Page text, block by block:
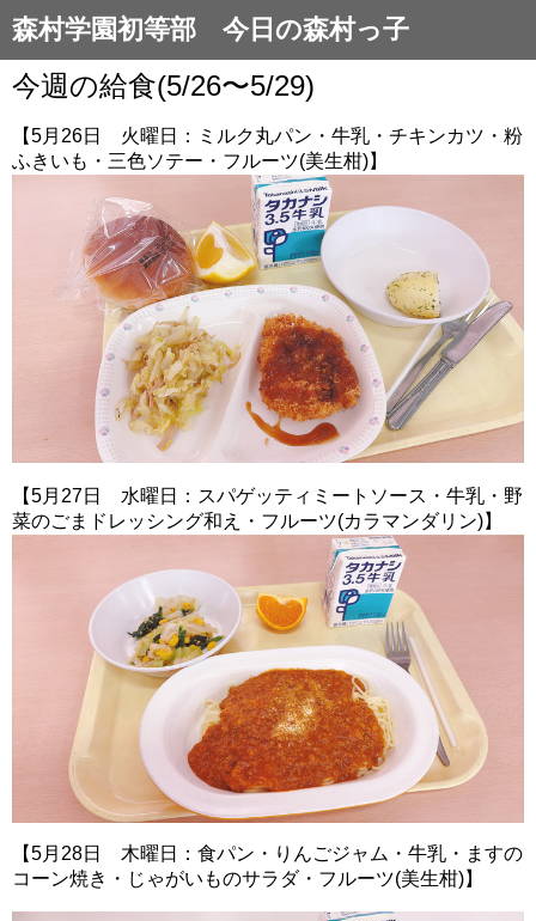
森村学園初等部 今日の森村っ子
今週の給食(5/26〜5/29)
【5月26日 火曜日：ミルク丸パン・牛乳・チキンカツ・粉
ふきいも・三色ソテー・フルーツ(美生柑)】
【5月27日 水曜日：スパゲッティミートソース・牛乳・野
菜のごまドレッシング和え・フルーツ(カラマンダリン)】
【5月28日 木曜日：食パン・りんごジャム・牛乳・ますの
コーン焼き・じゃがいものサラダ・フルーツ(美生柑)】